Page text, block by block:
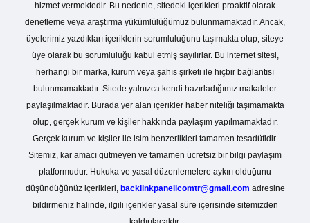
hizmet vermektedir. Bu nedenle, sitedeki içerikleri proaktif olarak
denetleme veya araştırma yükümlülüğümüz bulunmamaktadır. Ancak,
üyelerimiz yazdıkları içeriklerin sorumluluğunu taşımakta olup, siteye
üye olarak bu sorumluluğu kabul etmiş sayılırlar. Bu internet sitesi,
herhangi bir marka, kurum veya şahıs şirketi ile hiçbir bağlantısı
bulunmamaktadır. Sitede yalnızca kendi hazırladığımız makaleler
paylaşılmaktadır. Burada yer alan içerikler haber niteliği taşımamakta
olup, gerçek kurum ve kişiler hakkında paylaşım yapılmamaktadır.
Gerçek kurum ve kişiler ile isim benzerlikleri tamamen tesadüfidir.
Sitemiz, kar amacı gütmeyen ve tamamen ücretsiz bir bilgi paylaşım
platformudur. Hukuka ve yasal düzenlemelere aykırı olduğunu
düşündüğünüz içerikleri, backlinkpanelicomtr@gmail.com adresine
bildirmeniz halinde, ilgili içerikler yasal süre içerisinde sitemizden